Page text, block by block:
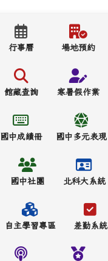
行事曆 場地預約
館藏查詢 寒暑假作業
國中成績冊 國中多元表現
國中社團 北科大系統
自主學習專區 差勤系統